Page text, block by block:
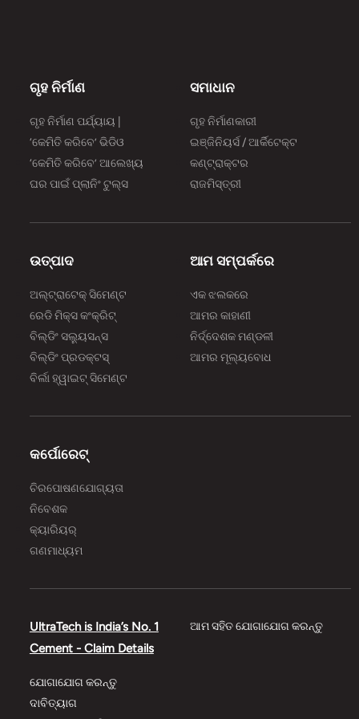
ଗୃହ ନିର୍ମାଣ
ଗୃହ ନିର୍ମାଣ ପର୍ଯ୍ୟାୟ |
‘କେମିତି କରିବେ’ ଭିଡିଓ
‘କେମିତି କରିବେ’ ଆଲେଖ୍ୟ
ଘର ପାଇଁ ପ୍ଲାନିଂ ଟୁଲ୍‌‌ସ
ସମାଧାନ
ଗୃହ ନିର୍ମାଣକାରୀ
ଇଞ୍ଜିନିୟର୍ସ / ଆର୍କିଟେକ୍ଟ
କଣ୍ଟ୍ରାକ୍ଟର
ରାଜମିସ୍ତ୍ରୀ
ଉତ୍ପାଦ
ଅଲ୍‌‌ଟ୍ରାଟେକ୍ ସିମେଣ୍ଟ
ରେଡି ମିକ୍ସ କଂକ୍ରିଟ୍
ବିଲ୍‌‌ଡିଂ ସଲ୍ୟୁସନ୍ସ
ବିଲ୍‌‌ଡିଂ ପ୍ରଡକ୍ଟସ୍
ବିର୍ଲା ହ୍ୱାଇଟ୍ ସିମେଣ୍ଟ
ଆମ ସମ୍ପର୍କରେ
ଏକ ଝଲକରେ
ଆମର କାହାଣୀ
ନିର୍ଦ୍ଦେଶକ ମଣ୍ଡଳୀ
ଆମର ମୂଲ୍ୟବୋଧ
କର୍ପୋରେଟ୍
ଚିରପୋଷଣଯୋଗ୍ୟତା
ନିବେଶକ
କ୍ୟାରିୟର୍
ଗଣମାଧ୍ୟମ
UltraTech is India’s No. 1
Cement - Claim Details
ଯୋଗାଯୋଗ କରନ୍ତୁ
ଦାବିତ୍ୟାଗ
ଆମ ସହିତ ଯୋଗାଯୋଗ କରନ୍ତୁ